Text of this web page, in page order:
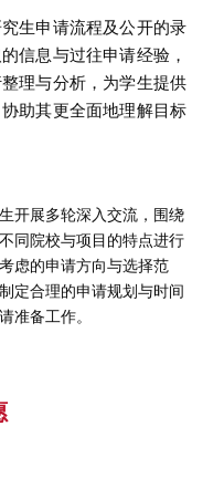
生申请流程及公开的录
信息与过往申请经验，
理与分析，为学生提供
助其更全面地理解目标
开展多轮深入交流，围绕
同院校与项目的特点进行
虑的申请方向与选择范
定合理的申请规划与时间
准备工作。